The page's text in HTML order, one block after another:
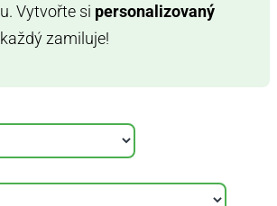
Vytvořte si personalizovaný
zamiluje!